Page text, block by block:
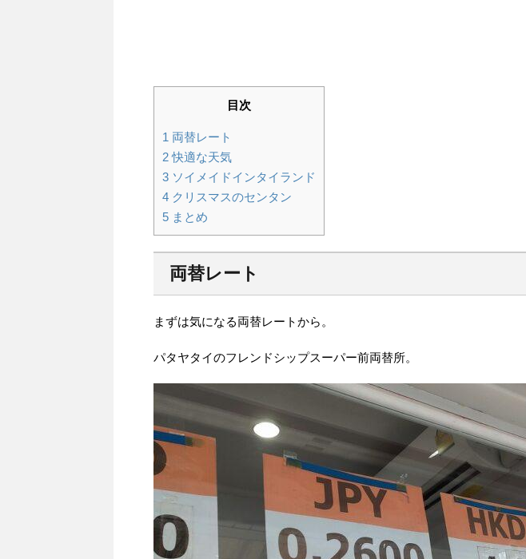
目次
1 両替レート
2快適な天気
3 ソイメイドインタイランド
4 クリスマスのセンタン
5 まとめ
両替レート
まずは気になる両替レートから。
パタヤタイのフレンドシップスーパー前両替所。